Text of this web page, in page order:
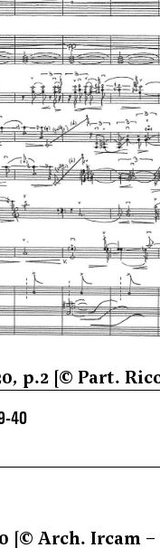
p.2 [© Part.
[© Arch. Ircam